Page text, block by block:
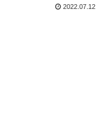
2022.07.12